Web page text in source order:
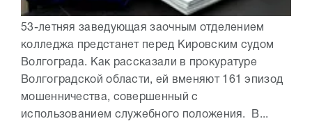
53-летняя заведующая заочным отделением
колледжа предстанет перед Кировским судом
Волгограда. Как рассказали в прокуратуре
Волгоградской области, ей вменяют 161 эпизод
мошенничества, совершенный с
использованием служебного положения. В...